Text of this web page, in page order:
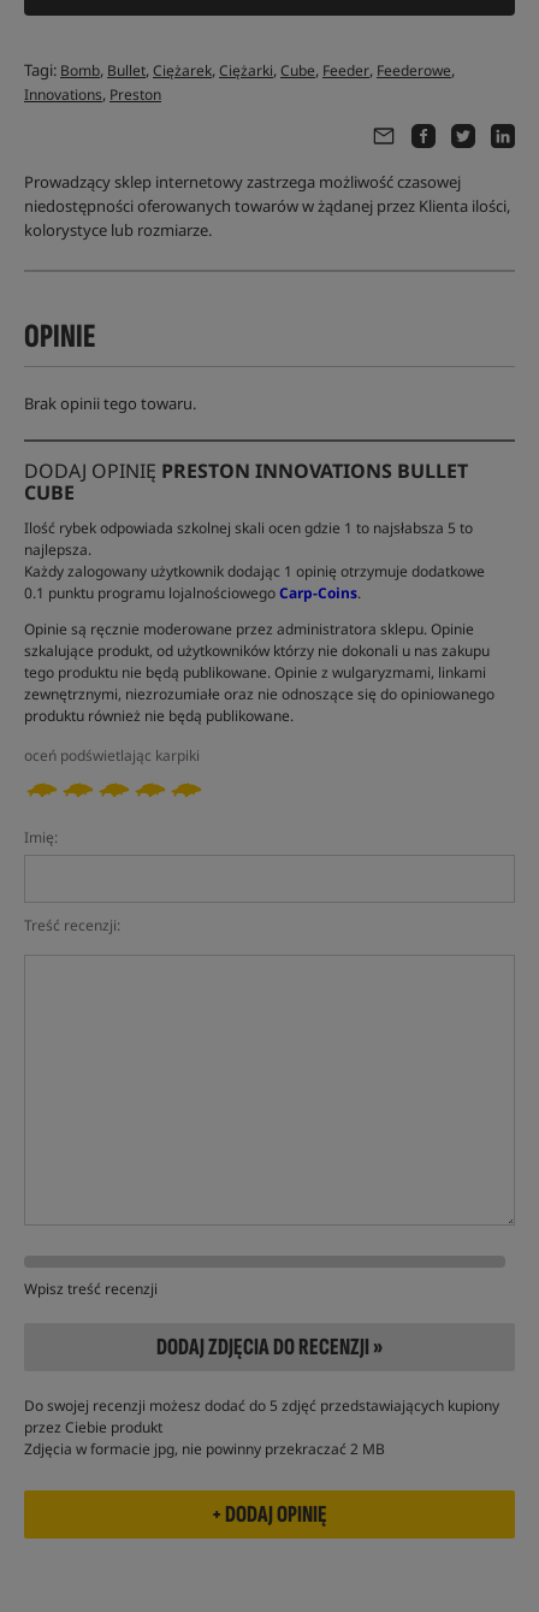
Tagi: Bomb, Bullet,Ciężarek,Ciężarki,Cube, Feeder, Feederowe,
Innovations, Preston
Prowadzący sklep internetowy zastrzega możliwość czasowej
niedostępności oferowanych towarów w żądanej przez Klienta ilości,
kolorystyce lub rozmiarze.
OPINIE
Brak opinii tego towaru.
DODAJ OPINIĘ PRESTON INNOVATIONS BULLET
CUBE
Ilość rybek odpowiada szkolnej skali ocen gdzie 1 to najsłabsza 5 to
najlepsza.
Każdy zalogowany użytkownik dodając 1 opinię otrzymuje dodatkowe
0.1 punktu programu lojalnościowegoCarp-Coins.
Opinie są ręcznie moderowane przez administratora sklepu. Opinie
szkalujące produkt, od użytkowników którzy nie dokonali u nas zakupu
tego produktu nie będą publikowane. Opinie z wulgaryzmami, linkami
zewnętrznymi, niezrozumiałe oraz nie odnoszące się do opiniowanego
produktu również nie będą publikowane.
oceń podświetlając karpiki
Imię:
Treść recenzji:
Wpisz treść recenzji
DODAJ ZDJĘCIA DO RECENZJI »
Do swojej recenzji możesz dodać do 5 zdjęć przedstawiających kupiony
przez Ciebie produkt
Zdjęcia w formacie jpg, nie powinny przekraczać 2 MB